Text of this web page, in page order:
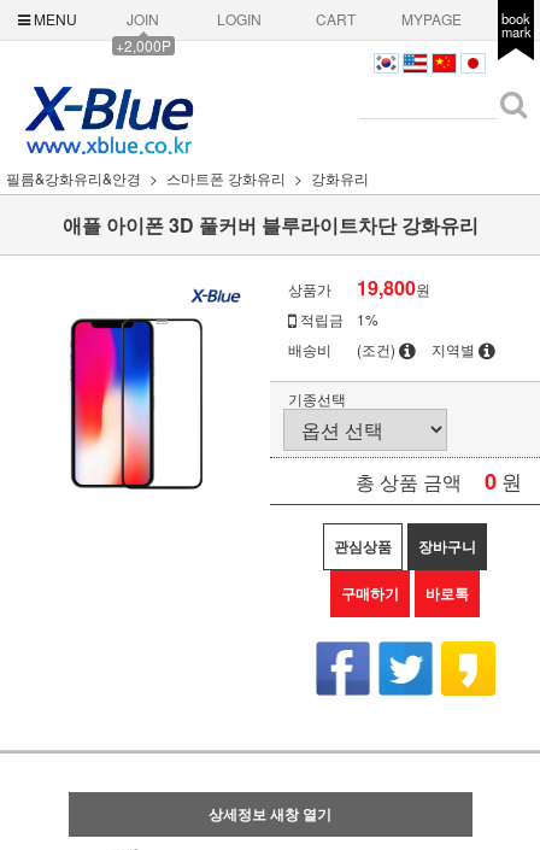
MENU
JOIN
+2,000P
LOGIN CART MYPAGE book
mark
필름&강화유리&안경 스마트폰 강화유리 강화유리
애플 아이폰 3D 풀커버 블루라이트차단 강화유리
상품가 19,800원
적립금
1%
배송비
(조건) 지역별
기종선택
총 상품 금액 0 원
관심상품 장바구니
구매하기 바로톡
상세정보 새창 열기